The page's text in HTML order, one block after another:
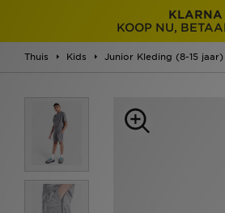
KLARNA
KOOP NU,
Thuis Kids Junior Kleding (8-15 jaar)